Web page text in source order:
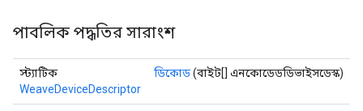
পাবলিক পদ্ধতির সারাংশ
স্ট্যাটিক
WeaveDeviceDescriptor
ডিকোড(বাইট[] এনকোডেডডিভাইসডেস্ক)